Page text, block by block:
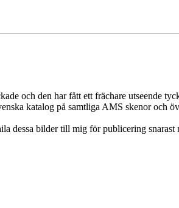
och den har fått ett frächare utseende
katalog på samtliga AMS skenor
dessa bilder till mig för publicering snarast